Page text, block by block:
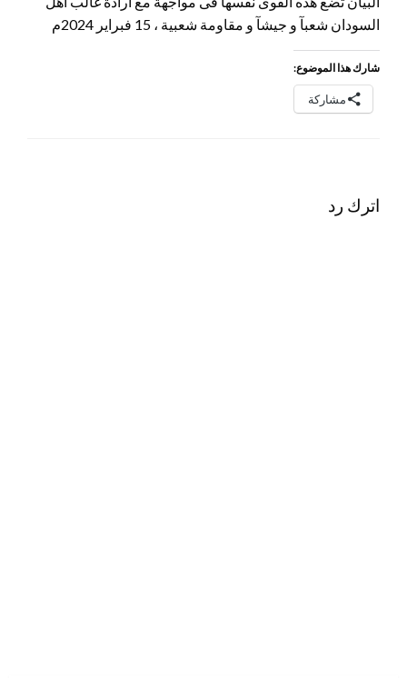
السودان شعبآ و جيشآ و مقاومة شعبية ، 15 فبراير 2024م
شارك هذا الموضوع:
مشاركة
اترك رد